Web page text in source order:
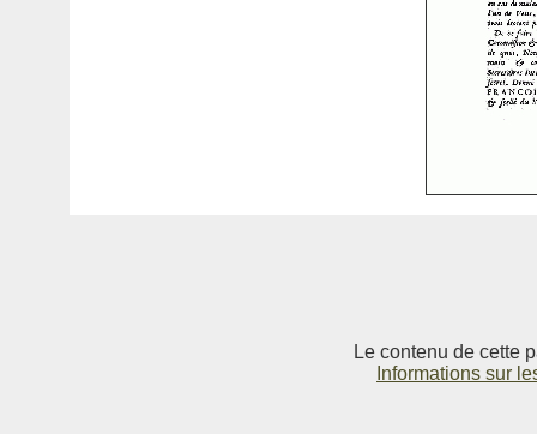
Le contenu de cette
Informations sur